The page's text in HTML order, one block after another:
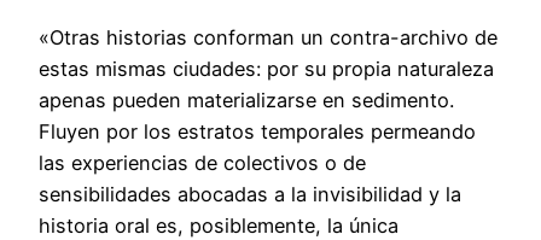
«Otras historias conforman un contra-archivo de
estas mismas ciudades: por su propia naturaleza
apenas pueden materializarse en sedimento.
Fluyen por los estratos temporales permeando
las experiencias de colectivos o de
sensibilidades abocadas a la invisibilidad y la
historia oral es, posiblemente, la única